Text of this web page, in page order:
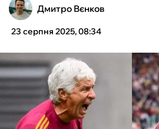
ТЕНІС
КІБЕРСПОРТ
ЧС-2026
ФУТЗАЛ
Дмитро Вєнков
23 серпня 2025, 08:34